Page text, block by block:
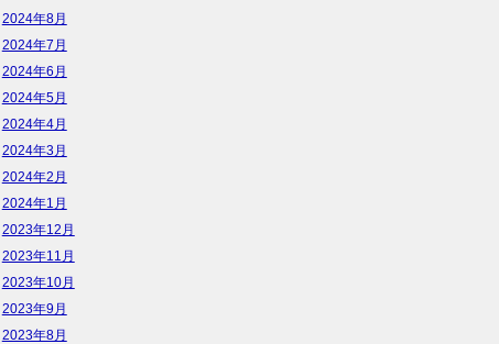
2024年8月
2024年7月
2024年6月
2024年5月
2024年4月
2024年3月
2024年2月
2024年1月
2023年12月
2023年11月
2023年10月
2023年9月
2023年8月